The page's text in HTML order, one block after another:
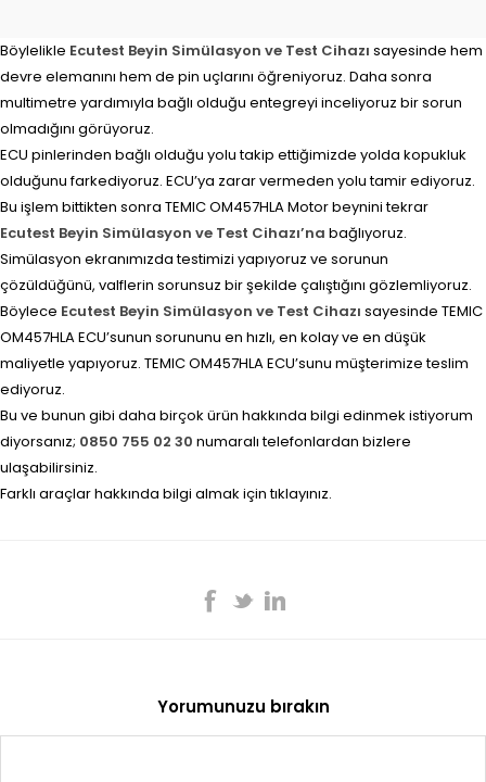
Böylelikle Ecutest Beyin Simülasyon ve Test Cihazı sayesinde hem
devre elemanını hem de pin uçlarını öğreniyoruz. Daha sonra
multimetre yardımıyla bağlı olduğu entegreyi inceliyoruz bir sorun
olmadığını görüyoruz.
ECU pinlerinden bağlı olduğu yolu takip ettiğimizde yolda kopukluk
olduğunu farkediyoruz. ECU’ya zarar vermeden yolu tamir ediyoruz.
Bu işlem bittikten sonra TEMIC OM457HLA Motor beynini tekrar
Ecutest Beyin Simülasyon ve Test Cihazı’na bağlıyoruz.
Simülasyon ekranımızda testimizi yapıyoruz ve sorunun
çözüldüğünü, valflerin sorunsuz bir şekilde çalıştığını gözlemliyoruz.
Böylece Ecutest Beyin Simülasyon ve Test Cihazı sayesinde TEMIC
OM457HLA ECU’sunun sorununu en hızlı, en kolay ve en düşük
maliyetle yapıyoruz. TEMIC OM457HLA ECU’sunu müşterimize teslim
ediyoruz.
Bu ve bunun gibi daha birçok ürün hakkında bilgi edinmek istiyorum
diyorsanız; 0850 755 02 30 numaralı telefonlardan bizlere
ulaşabilirsiniz.
Farklı araçlar hakkında bilgi almak için tıklayınız.
Yorumunuzu bırakın